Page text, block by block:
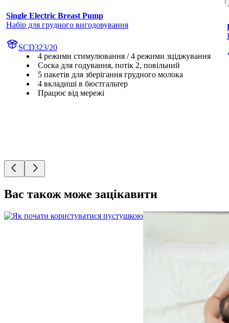
Single Electric Breast Pump
Набір для грудного вигодовування
SCD323/20
4 режими стимулювання / 4 режими зціджування
Соска для годування, потік 2, повільний
5 пакетів для зберігання грудного молока
4 вкладиші в бюстгальтер
Працює від мережі
Вас також може зацікавити